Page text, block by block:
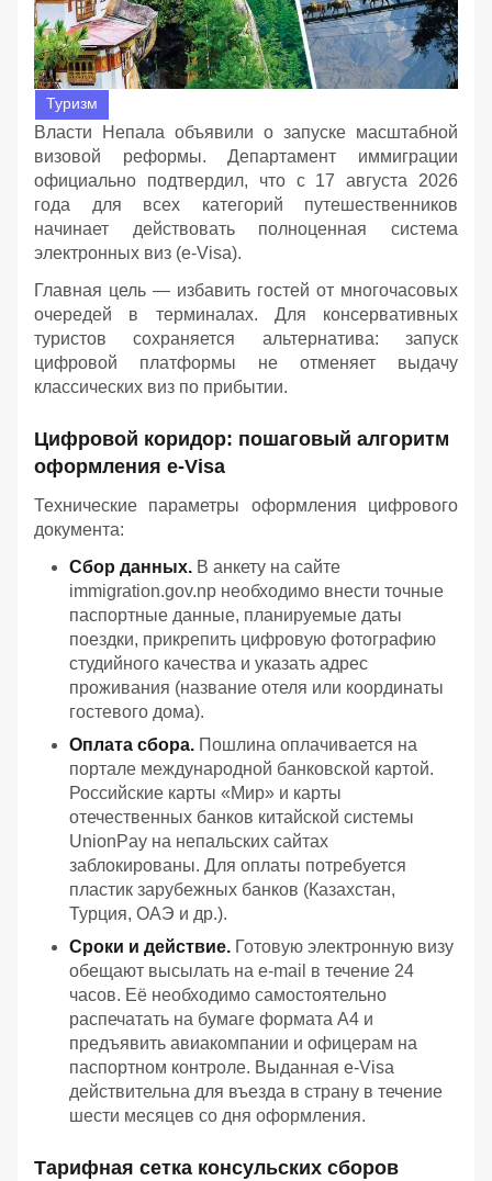
Туризм
Власти Непала объявили о запуске масштабной
визовой реформы. Департамент иммиграции
официально подтвердил, что с 17 августа 2026
года для всех категорий путешественников
начинает действовать полноценная система
электронных виз (e-Visa).
Главная цель — избавить гостей от многочасовых
очередей в терминалах. Для консервативных
туристов сохраняется альтернатива: запуск
цифровой платформы не отменяет выдачу
классических виз по прибытии.
Цифровой коридор: пошаговый алгоритм
оформления e-Visa
Технические параметры оформления цифрового
документа:
Сбор данных. В анкету на сайте
immigration.gov.np необходимо внести точные
паспортные данные, планируемые даты
поездки, прикрепить цифровую фотографию
студийного качества и указать адрес
проживания (название отеля или координаты
гостевого дома).
Оплата сбора. Пошлина оплачивается на
портале международной банковской картой.
Российские карты «Мир» и карты
отечественных банков китайской системы
UnionPay на непальских сайтах
заблокированы. Для оплаты потребуется
пластик зарубежных банков (Казахстан,
Турция, ОАЭ и др.).
Сроки и действие. Готовую электронную визу
обещают высылать на e-mail в течение 24
часов. Её необходимо самостоятельно
распечатать на бумаге формата А4 и
предъявить авиакомпании и офицерам на
паспортном контроле. Выданная e-Visa
действительна для въезда в страну в течение
шести месяцев со дня оформления.
Тарифная сетка консульских сборов